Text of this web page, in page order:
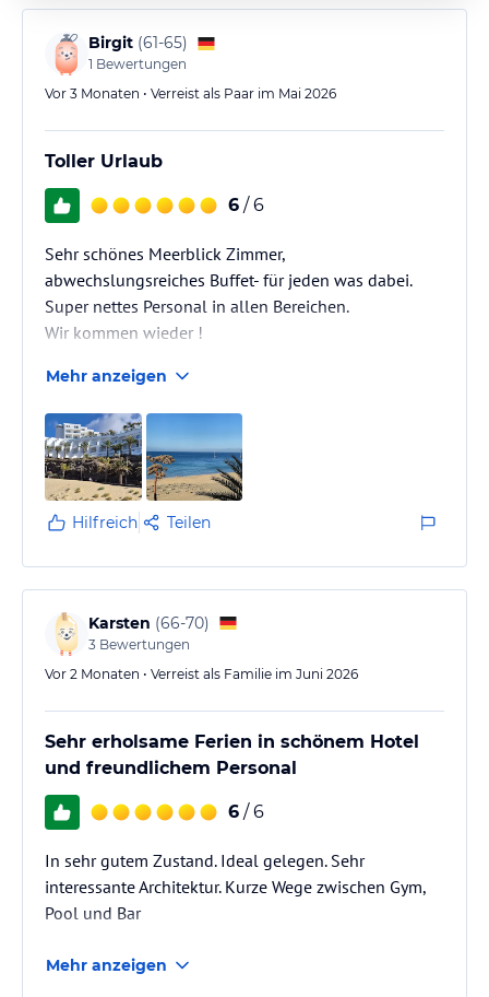
Birgit (61-65)
1 Bewertungen
Vor 3 Monaten • Verreist als Paar im Mai 2026
Toller Urlaub
6 / 6
Sehr schönes Meerblick Zimmer,
abwechslungsreiches Buffet- für jeden was dabei.
Super nettes Personal in allen Bereichen.
Wir kommen wieder !
Mehr anzeigen
Hilfreich Teilen
Karsten (66-70)
3 Bewertungen
Vor 2 Monaten • Verreist als Familie im Juni 2026
Sehr erholsame Ferien in schönem Hotel
und freundlichem Personal
6 / 6
In sehr gutem Zustand. Ideal gelegen. Sehr
interessante Architektur. Kurze Wege zwischen Gym,
Pool und Bar
Mehr anzeigen